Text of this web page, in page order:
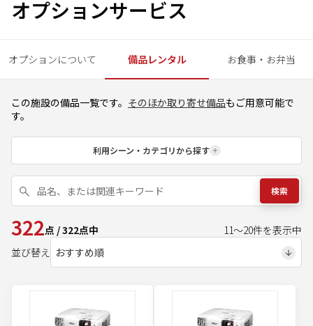
オプションサービス
オプションについて 備品レンタル お食事・お弁当
この施設の備品一覧です。 そのほか取り寄せ備品もご用意可能で
す。
利用シーン・カテゴリから探す
検索
322点 /322点中 11～20件を表示中
並び替え